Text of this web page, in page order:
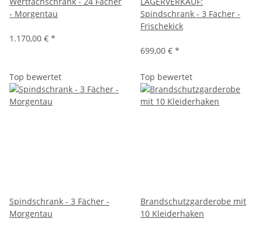
- Morgentau
1.170,00 € *
Spindschrank - 3 Fächer -
Frischekick
699,00 € *
Top bewertet
Spindschrank - 3 Fächer -
Morgentau
Top bewertet
Brandschutzgarderobe mit
10 Kleiderhaken